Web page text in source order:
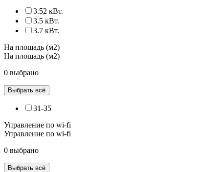
3.52 кВт.
3.5 кВт.
3.7 кВт.
На площадь (м2)
На площадь (м2)
0 выбрано
Выбрать всё
31-35
Управление по wi-fi
Управление по wi-fi
0 выбрано
Выбрать всё